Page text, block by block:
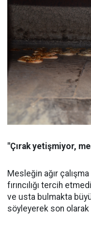
"Çırak yetişmiyor,
Mesleğin ağır
fırıncılığı tercih
ve usta bulmakta büyük
söyleyerek son olarak